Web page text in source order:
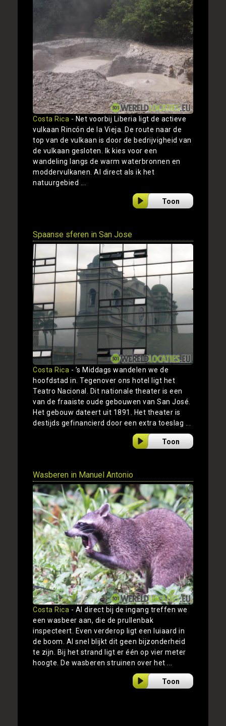
Costa Rica - Net voorbij Liberia ligt de actieve
vulkaan Rincón de la Vieja. De route naar de
top van de vulkaan is door de bedrijvigheid van
de vulkaan gesloten. Ik kies voor een
wandeling langs de warm waterbronnen en
moddervulkanen. Al direct als ik het
natuurgebied ...
Toon
Spaanse sferen in San Jose
Costa Rica - ’s Middags wandelen we de
hoofdstad in. Tegenover ons hotel ligt het
Teatro Nacional. Dit nationale theater is een
van de fraaiste oude gebouwen van San José.
Het gebouw dateert uit 1891. Het theater is
destijds gefinancierd door een extra toeslag ...
Toon
Wasberen in Manuel Antonio
Costa Rica - Al direct bij de ingang treffen we
een wasbeer aan, die de prullenbak
inspecteert. Even verderop ligt een luiaard in
de boom. Al snel blijkt dit geen bijzonderheid
te zijn. Bij het strand ligt er één op vier meter
hoogte. De wasberen struinen over het ...
Toon